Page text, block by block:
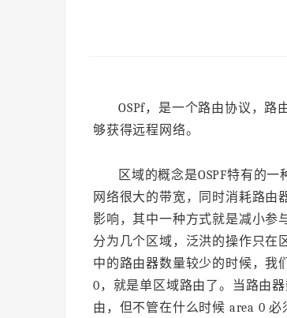
OSPf，是一个路由协议，
够获得远程网络。
区域的概念是OSPF特有的
网络很大的带宽，同时消耗路由
影响，其中一种方式就是减小参
分为几个区域，泛洪的操作只在
中的路由器数量较少的时候，我
0，就是单区域路由了。当路由
由，但不管在什么时候 area 0 必